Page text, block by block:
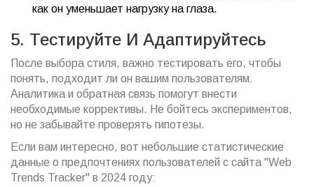
как он уменьшает нагрузку на глаза.
5. Тестируйте И Адаптируйтесь
После выбора стиля, важно тестировать его, чтобы
понять, подходит ли он вашим пользователям.
Аналитика и обратная связь помогут внести
необходимые коррективы. Не бойтесь экспериментов,
но не забывайте проверять гипотезы.
Если вам интересно, вот небольшие статистические
данные о предпочтениях пользователей с сайта "Web
Trends Tracker" в 2024 году: